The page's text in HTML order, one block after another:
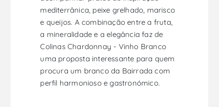
mediterrânica, peixe grelhado, marisco
e queijos. A combinação entre a fruta,
a mineralidade e a elegância faz de
Colinas Chardonnay - Vinho Branco
uma proposta interessante para quem
procura um branco da Bairrada com
perfil harmonioso e gastronómico.